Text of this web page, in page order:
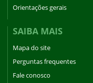
Orientações gerais
SAIBA MAIS
Mapa do site
Perguntas frequentes
Fale conosco